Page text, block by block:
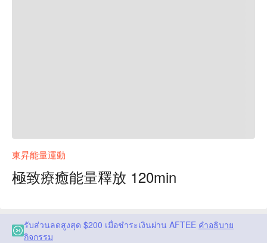
東昇能量運動
極致療癒能量釋放 120min
รับส่วนลดสูงสุด $200 เมื่อชำระเงินผ่าน AFTEE คำอธิบาย
กิจกรรม